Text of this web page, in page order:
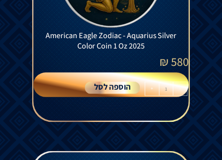
American Eagle Zodiac - Aquarius Silver
Color Coin 1 Oz 2025
580
₪
-
+ הוספה לסל